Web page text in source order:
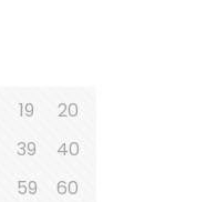
19
20
39
40
59
60